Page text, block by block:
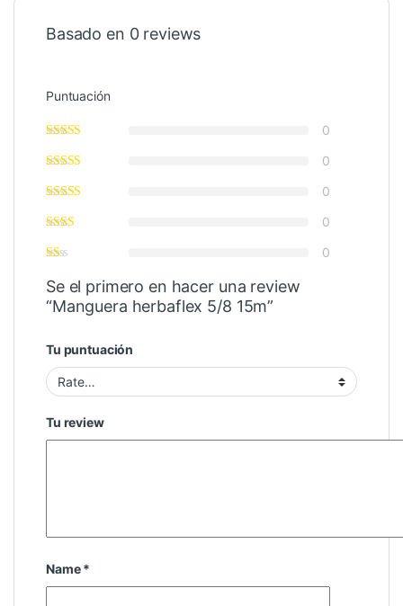
Basado en 0 reviews
Puntuación
0
0
0
0
0
Se el primero en hacer una review
“Manguera herbaflex 5/8 15m”
Tu puntuación
Tu review
Name*